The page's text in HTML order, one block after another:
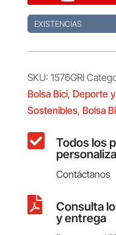
EXISTENCIAS
SKU: 1576GRI
Bolsa Bici, Deporte
Sostenibles, Bolsa
 Todos los
Contáctanos
 Consulta
y entrega